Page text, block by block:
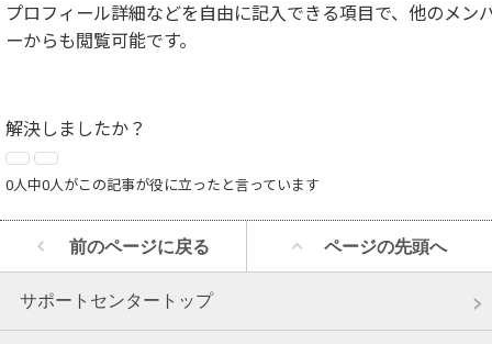
プロフィール詳細などを自由に記入できる項目で、他のメン
ーからも閲覧可能です。
解決しましたか？
0人中0人がこの記事が役に立ったと言っています
前のページに戻る ページの先頭へ
サポートセンタートップ